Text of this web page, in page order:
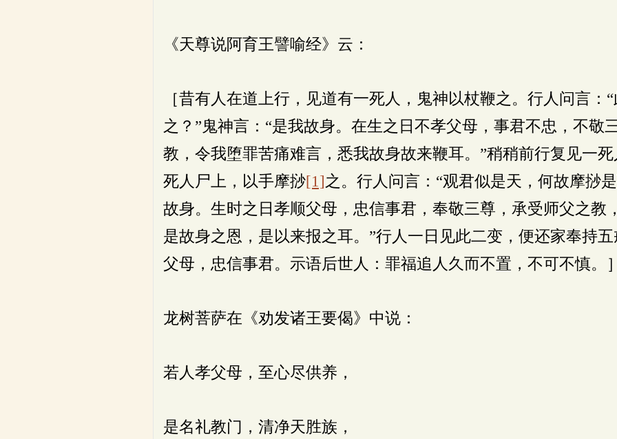
《天尊说阿育王譬喻经》云：
［昔有人在道上行，见道有一死人，鬼神以杖鞭之。行人问言：
之？”鬼神言：“是我故身。在生之日不孝父母，事君不忠，不敬
教，令我堕罪苦痛难言，悉我故身故来鞭耳。”稍稍前行复见一
死人尸上，以手摩挱[1]之。行人问言：“观君似是天，何故摩挱
故身。生时之日孝顺父母，忠信事君，奉敬三尊，承受师父之教
是故身之恩，是以来报之耳。”行人一日见此二变，便还家奉持
父母，忠信事君。示语后世人：罪福追人久而不置，不可不慎。］
龙树菩萨在《劝发诸王要偈》中说：
若人孝父母，至心尽供养，
是名礼教门，清净天胜族，